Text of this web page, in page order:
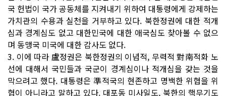
국 헌법이 국가 공동체를 지켜내기 위하여 대통령에게 강제하는
가치관의 수용과 실천을 거부하고 있다. 북한정권에 대한 적개
심과 경계심도 없고 대한민국에 대한 애국심도 찾아볼 수 없으
며 동맹국 미국에 대한 감사도 없다.
3. 이에 따라 盧정권은 북한정권의 이념적, 무력적 對南적화 노
선에 대해서 국민들과 국군이 경계심이나 적개심을 갖는 것을
막으려고 했다. 대통령은 準적국의 현존하고 명백한 위협을 위
협이 아니라고 말하고 있다. 대포동 미사일도, 북한의 핵무기도